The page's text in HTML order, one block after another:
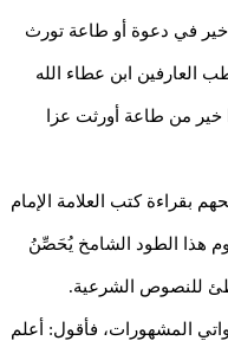
خير في دعوة أو طاعة تورث
العارفين ابن عطاء الله
خير من طاعة أورثت عزا
بقراءة كتب العلامة الإمام
هذا الطود الشامخ يُحَصِّنُ
للنصوص الشرعية.
المشهورات، فأقول: أعلم